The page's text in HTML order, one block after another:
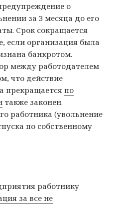
о
за 3 месяца до его
Срок сокращается
если организация была
банкротом.
между работодателем
что действие
прекращаетсяпо
также законен.
работника (увольнение
по собственному
работнику
за все не